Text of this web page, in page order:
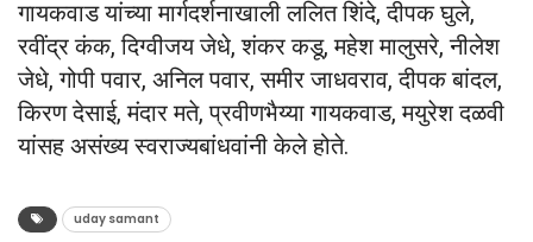
गायकवाड यांच्या मार्गदर्शनाखाली ललित शिंदे, दीपक घुले,
रवींद्र कंक, दिग्वीजय जेधे, शंकर कडू, महेश मालुसरे, नीलेश
जेधे, गोपी पवार, अनिल पवार, समीर जाधवराव, दीपक बांदल,
किरण देसाई, मंदार मते, प्रवीणभैय्या गायकवाड, मयुरेश दळवी
यांसह असंख्य स्वराज्यबांधवांनी केले होते.
uday samant